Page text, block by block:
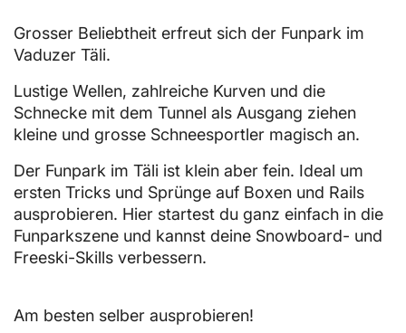
Grosser Beliebtheit erfreut sich der Funpark im
Vaduzer Täli.
Lustige Wellen, zahlreiche Kurven und die
Schnecke mit dem Tunnel als Ausgang ziehen
kleine und grosse Schneesportler magisch an.
Der Funpark im Täli ist klein aber fein. Ideal um
ersten Tricks und Sprünge auf Boxen und Rails
ausprobieren. Hier startest du ganz einfach in die
Funparkszene und kannst deine Snowboard- und
Freeski-Skills verbessern.
Am besten selber ausprobieren!